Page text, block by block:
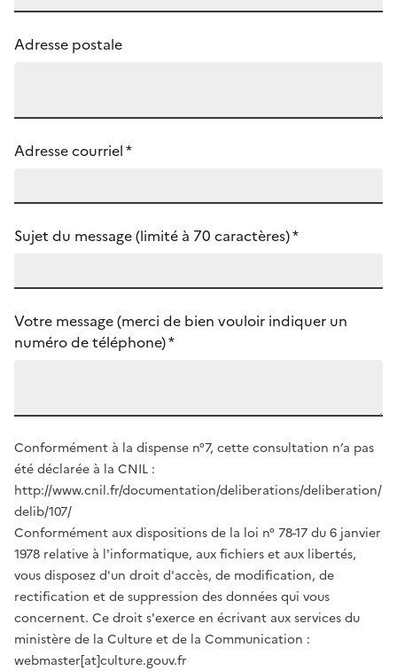
Adresse postale
Adresse courriel*
Sujet du message (limité à 70 caractères)*
Votre message (merci de bien vouloir indiquer un
numéro de téléphone)*
Conformément à la dispense n°7, cette consultation n’a pas
été déclarée à la CNIL :
http://www.cnil.fr/documentation/deliberations/deliberation/
delib/107/
Conformément aux dispositions de la loi n° 78-17 du 6 janvier
1978 relative à l'informatique, aux fichiers et aux libertés,
vous disposez d'un droit d'accès, de modification, de
rectification et de suppression des données qui vous
concernent. Ce droit s'exerce en écrivant aux services du
ministère de la Culture et de la Communication :
webmaster[at]culture.gouv.fr